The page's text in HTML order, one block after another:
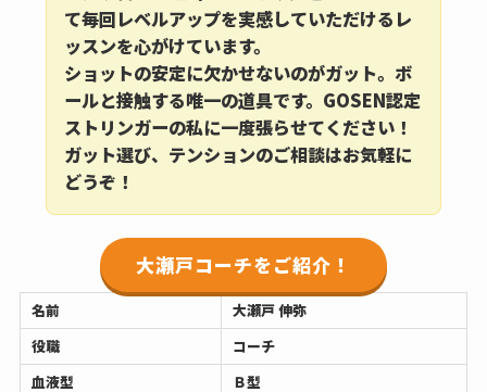
て毎回レベルアップを実感していただけるレ
ッスンを心がけています。
ショットの安定に欠かせないのがガット。ボ
ールと接触する唯一の道具です。GOSEN認定
ストリンガーの私に一度張らせてください！
ガット選び、テンションのご相談はお気軽に
どうぞ！
大瀬戸コーチをご紹介！
名前
大瀬戸 伸弥
役職
コーチ
血液型
Ｂ型